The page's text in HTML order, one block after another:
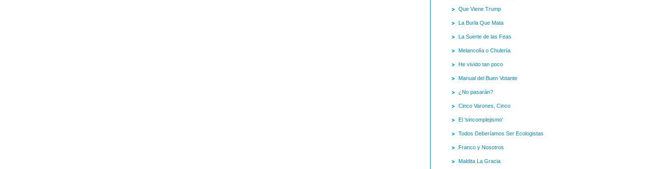
Que Viene Trump
La Burla Que Mata
La Suerte de las Feas
Melancolía o Chulería
He vivido tan poco
Manual del Buen Votante
¿No pasarán?
Cinco Varones, Cinco
El ‘sincomplejismo’
Todos Deberíamos Ser Ecologistas
Franco y Nosotros
Maldita La Gracia